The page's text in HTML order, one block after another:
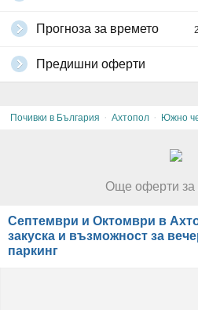
се грабне 1 ваучер и да се доплатят
стойността на ваучера за всяко дете.
Всички други
глобални условия на
Прогноза за времето
Предишни оферти
Почивки в България · Ахтопол · Южно
Още оферти за
Септември и Октомври в
закуска и възможност за
паркинг